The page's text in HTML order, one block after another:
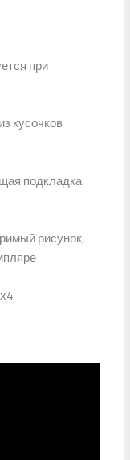
при
кусочков
подкладка
рисунок,